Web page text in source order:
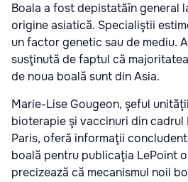
Boala a fost depistatăîn general
origine asiatică. Specialiştii
un factor genetic sau de mediu.
susţinută de faptul că
de noua boală sunt din Asia.
Marie-Lise Gougeon, şeful
bioterapie şi vaccinuri din
Paris, oferă informaţii
boală pentru publicaţia LePoint
precizează că mecanismul noii